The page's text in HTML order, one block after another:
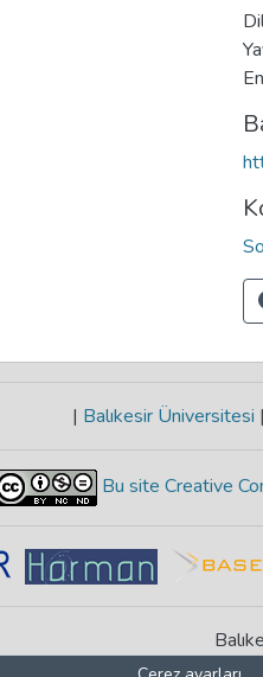
| Balıkesir Üniversitesi |
Bu site Creative